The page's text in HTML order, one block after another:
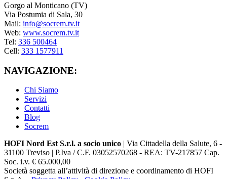
Gorgo al Monticano (TV)
Via Postumia di Sala, 30
Mail: info@socrem.tv.it
Web: www.socrem.tv.it
Tel: 336 500464
Cell: 333 1577911
NAVIGAZIONE:
Chi Siamo
Servizi
Contatti
Blog
Socrem
HOFI Nord Est S.r.l. a socio unico | Via Cittadella della Salute, 6 -
31100 Treviso | P.Iva / C.F. 03052570268 - REA: TV-217857 Cap.
Soc. i.v. € 65.000,00
Società soggetta all’attività di direzione e coordinamento di HOFI